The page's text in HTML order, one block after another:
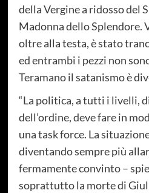
della Vergine a ridosso del
Madonna dello Splendore.
oltre alla testa, è stato
ed entrambi i pezzi non
Teramano il satanismo è
“La politica, a tutti i livelli,
dell’ordine, deve fare in
una task force. La
diventando sempre più
fermamente convinto –
soprattutto la morte di